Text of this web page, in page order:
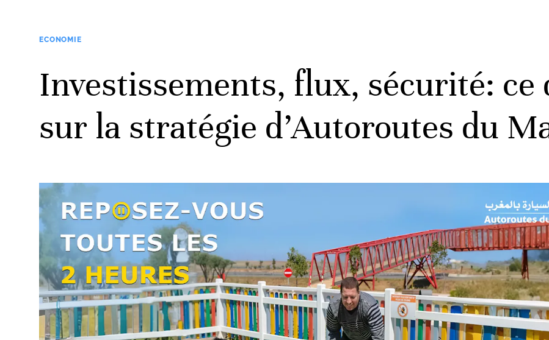
ECONOMIE
Investissements, flux, sécurité: ce
sur la stratégie d’Autoroutes du